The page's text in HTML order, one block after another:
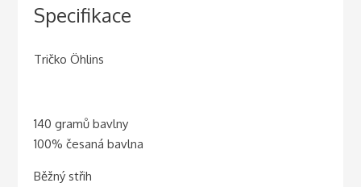
Specifikace
Tričko Öhlins
140 gramů bavlny
100% česaná bavlna
Běžný střih